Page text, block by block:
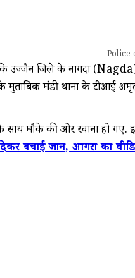
Police
जिले के नागदा (Nagda) से
मंडी थाना के टीआई
के साथ मौके की ओर रवाना
बचाई जान, आगरा का